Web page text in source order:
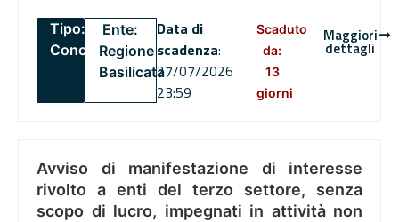
Tipo:
Concorsi
Ente:
Regione
Basilicata
Data di
scadenza:
27/07/2026
23:59
Scaduto
da:
13
giorni
Maggiori
dettagli
Avviso di manifestazione di interesse
rivolto a enti del terzo settore, senza
scopo di lucro, impegnati in attività non